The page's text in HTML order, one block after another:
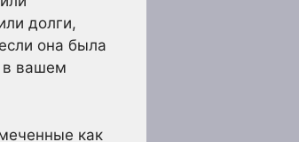
долги,
она была
в вашем
как